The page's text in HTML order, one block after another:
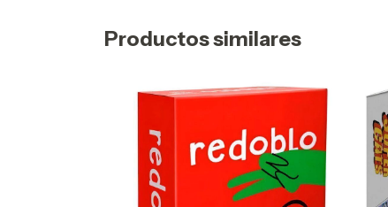
Productos similares